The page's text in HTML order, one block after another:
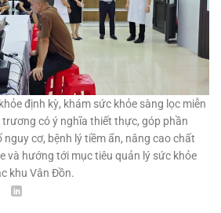
định kỳ, khám sức khỏe sàng lọc miễn
có ý nghĩa thiết thực, góp phần
cơ, bệnh lý tiềm ẩn, nâng cao chất
và hướng tới mục tiêu quản lý sức khỏe
khu Vân Đồn.